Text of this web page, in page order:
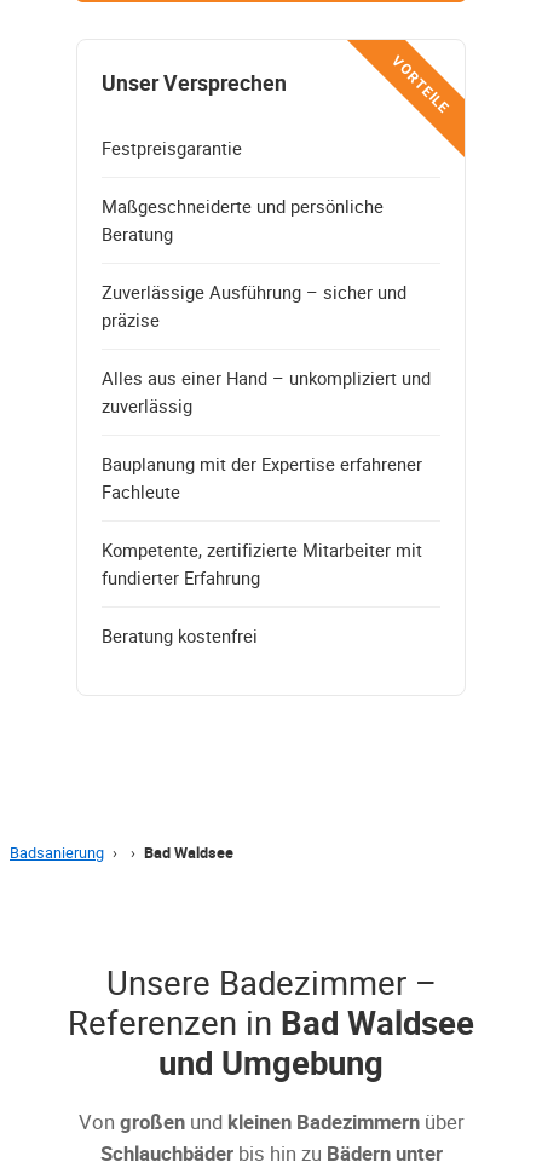
VORTEILE
Unser Versprechen
Festpreisgarantie
Maßgeschneiderte und persönliche
Beratung
Zuverlässige Ausführung – sicher und
präzise
Alles aus einer Hand – unkompliziert und
zuverlässig
Bauplanung mit der Expertise erfahrener
Fachleute
Kompetente, zertifizierte Mitarbeiter mit
fundierter Erfahrung
Beratung kostenfrei
Badsanierung › › Bad Waldsee
Unsere Badezimmer –
Referenzen in Bad Waldsee
und Umgebung
Von großenund kleinen Badezimmernüber
Schlauchbäderbis hin zu Bädern unter